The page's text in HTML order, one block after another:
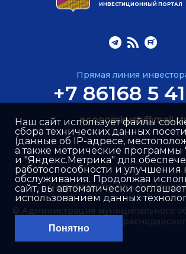
ИНВЕСТИЦИОННЫЙ ПОРТАЛ
Прямая линия
+7 86168 5
economkush@mail.ru
© Администрация муниципального
Кущёвский район
Разработка сайта –
Наш сайт использует файлы
сбора технических данных
(данные об IP-адресе,
а также метрические программы
и "Яндекс.Метрика" для
работоспособности и улучшения
обслуживания. Продолжая
сайт, вы автоматически
использованием данных
Понятно